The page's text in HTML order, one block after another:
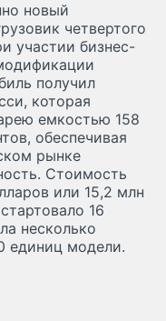
новый
четвертого
участии бизнес-
получил
которая
емкостью 158
обеспечивая
рынке
Стоимость
или 15,2 млн
16
несколько
единиц модели.